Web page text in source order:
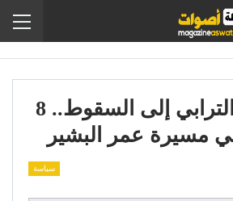
من حضرة الترابي إلى السقوط.. 8
مسيرة عمر البشير
سياسة